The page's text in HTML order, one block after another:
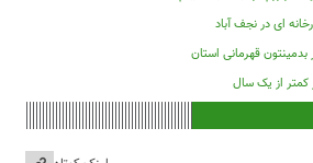
ای در نجف آباد
قهرمانی استان
کمتر از یک سال